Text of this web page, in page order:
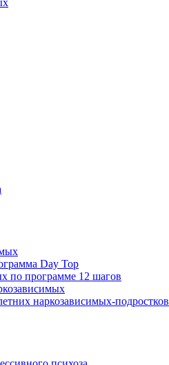
Day Top
по программе 12 шагов
наркозависимых-подростков